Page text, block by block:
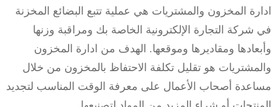
المخزون والمشتريات هي عملية تتبع البضائع المخزنة
التجارة الإلكترونية الخاصة بك ومراقبة وزنها
ومقاديرها وموقعها.الهدف من ادارة المخزون
هو تقليل تكلفة الاحتفاظ بالمخزون من خلال
أصحاب الأعمال على معرفة الوقت المناسب لتجديد